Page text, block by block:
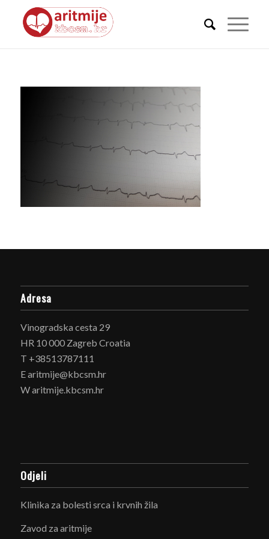
Adresa
Vinogradska cesta 29
HR 10 000 Zagreb Croatia
T +38513787111
E aritmije@kbcsm.hr
W aritmije.kbcsm.hr
Odjeli
Klinika za bolesti srca i krvnih žila
Zavod za aritmije